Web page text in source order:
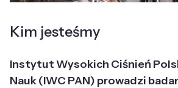
Kim jesteśmy
Instytut Wysokich Ciśnień
Nauk (IWC PAN) prowadzi